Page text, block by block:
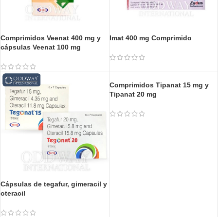
Comprimidos Veenat 400 mg y
cápsulas Veenat 100 mg
Imat 400 mg Comprimido
Cápsulas de tegafur, gimeracil y
oteracil